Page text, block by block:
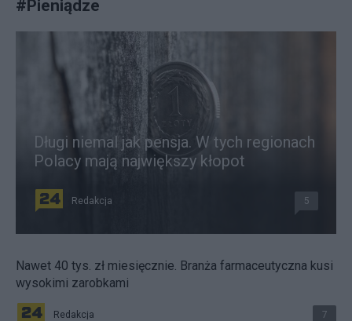
#Pieniądze
Długi niemal jak pensja. W tych regionach
Polacy mają największy kłopot
Redakcja 5
Nawet 40 tys. zł miesięcznie. Branża farmaceutyczna kusi
wysokimi zarobkami
Redakcja 7